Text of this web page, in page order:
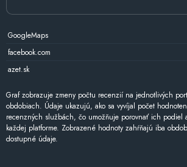
GoogleMaps
facebook.com
azet.sk
Graf zobrazuje zmeny počtu recenzií na jednotlivých
obdobiach. Údaje ukazujú, ako sa vyvíjal počet
recenzných službách, čo umožňuje porovnať ich podiel
každej platforme. Zobrazené hodnoty zahŕňajú iba
dostupné údaje.